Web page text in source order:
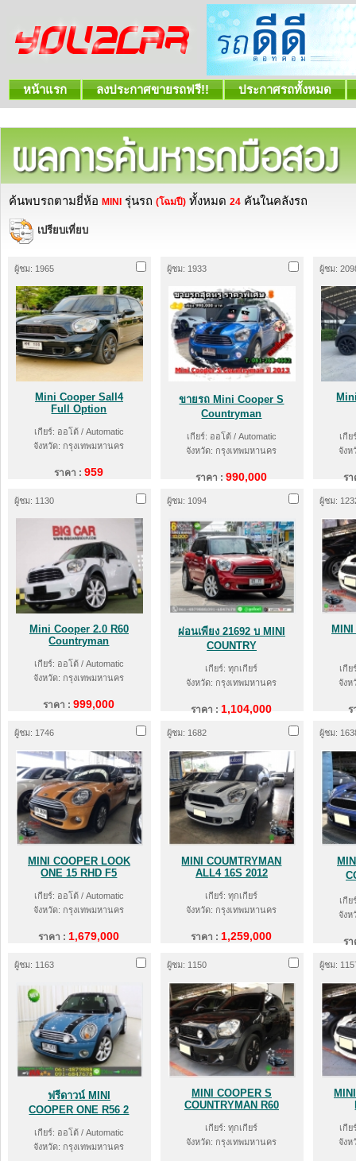
หน้าแรก ลงประกาศขายรถฟรี!! ประกาศรถทั้งหมด
ค้นพบรถตามยี่ห้อ MINI รุ่นรถ (โฉมปี) ทั้งหมด 24 คันในคลังรถ
เปรียบเที่ยบ
ผู้ชม: 1965
Mini Cooper Sall4
Full Option
เกียร์: ออโต้ / Automatic
จังหวัด: กรุงเทพมหานคร
ราคา :959
ผู้ชม: 1933
ขายรถ Mini Cooper S
Countryman
เกียร์: ออโต้ / Automatic
จังหวัด: กรุงเทพมหานคร
ราคา :990,000
ผู้ชม:
เกี
จังห
ร
ผู้ชม: 1130
Mini Cooper 2.0 R60
Countryman
เกียร์: ออโต้ / Automatic
จังหวัด: กรุงเทพมหานคร
ราคา :999,000
ผู้ชม: 1094
ผ่อนเพียง 21692 บ MINI
COUNTRY
เกียร์: ทุกเกียร์
จังหวัด: กรุงเทพมหานคร
ราคา : 1,104,000
ผู้ชม:
เกี
จังห
ผู้ชม: 1746
MINI COOPER LOOK
ONE 15 RHD F5
เกียร์: ออโต้ / Automatic
จังหวัด: กรุงเทพมหานคร
ราคา :1,679,000
ผู้ชม: 1682
MINI COUMTRYMAN
ALL4 16S 2012
เกียร์: ทุกเกียร์
จังหวัด: กรุงเทพมหานคร
ราคา :1,259,000
ผู้ชม:
เกี
จังห
ร
ผู้ชม: 1163
ฟรีดาวน์ MINI
COOPER ONE R56 2
เกียร์: ออโต้ / Automatic
จังหวัด: กรุงเทพมหานคร
ผู้ชม: 1150
MINI COOPER S
COUNTRYMAN R60
เกียร์: ทุกเกียร์
จังหวัด: กรุงเทพมหานคร
ผู้ชม:
เกี
จังห